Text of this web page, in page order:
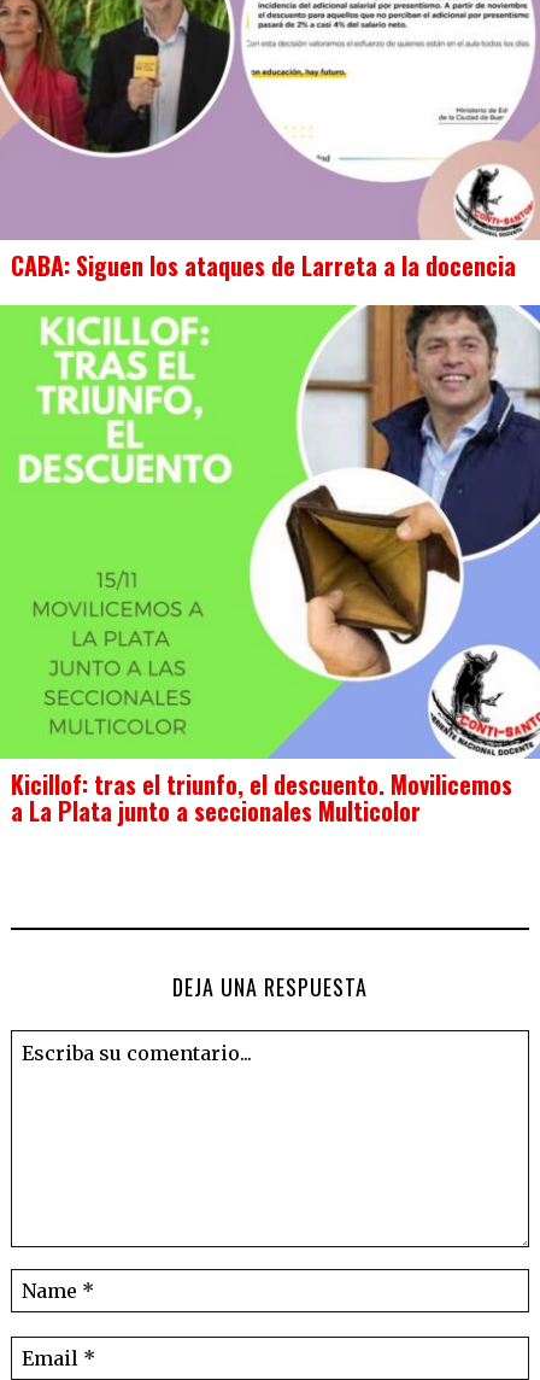
CABA: Siguen los ataques de Larreta a la docencia
Kicillof: tras el triunfo, el descuento. Movilicemos
a La Plata junto a seccionales Multicolor
DEJA UNA RESPUESTA